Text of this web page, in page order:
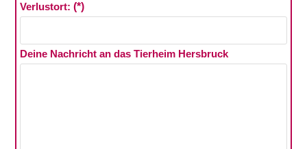
Verlustort:(*)
Deine Nachricht an das Tierheim Hersbruck